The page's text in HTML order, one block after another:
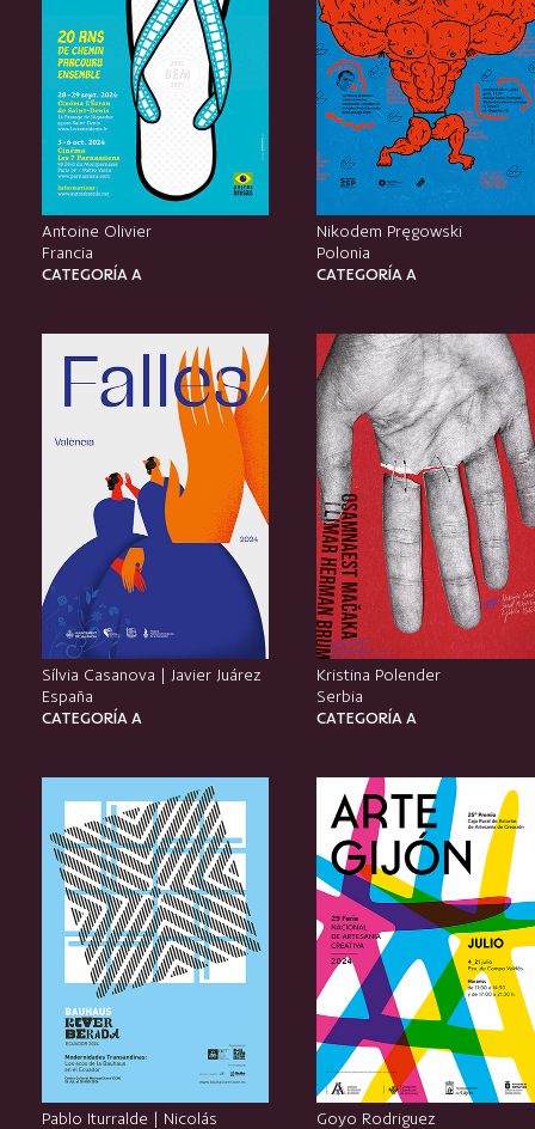
Antoine Olivier
Francia
CATEGORÍA A
Nikodem Pręgowski
Polonia
CATEGORÍA A
Sílvia Casanova | Javier Juárez
España
CATEGORÍA A
Kristina Polender
Serbia
CATEGORÍA A
Pablo Iturralde | Nicolás
Goyo Rodriguez